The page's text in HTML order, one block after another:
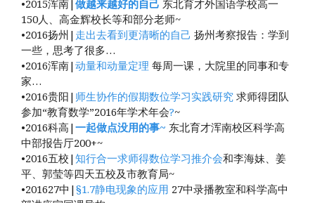
•2015浑南|做越来越好的自己 东北育才外国语学校高一
150人、高金辉校长等和部分老师~
•2016扬州| 走出去看到更清晰的自己 扬州考察报告：学到
一些，思考了很多…
•2016浑南|动量和动量定理 每周一课，大院里的同事和专
家…
•2016贵阳| 师生协作的假期数位学习实践研究 求师得团队
参加“教育数学”2016年学术年会?~
•2016科高|一起做点没用的事~ 东北育才浑南校区科学高
中部报告厅200+~
•2016五校|知行合一求师得数位学习推介会和李海妹、姜
平、郭莹等四天五校及市教育局~
•201627中|§1.7静电现象的应用 27中录播教室和科学高中